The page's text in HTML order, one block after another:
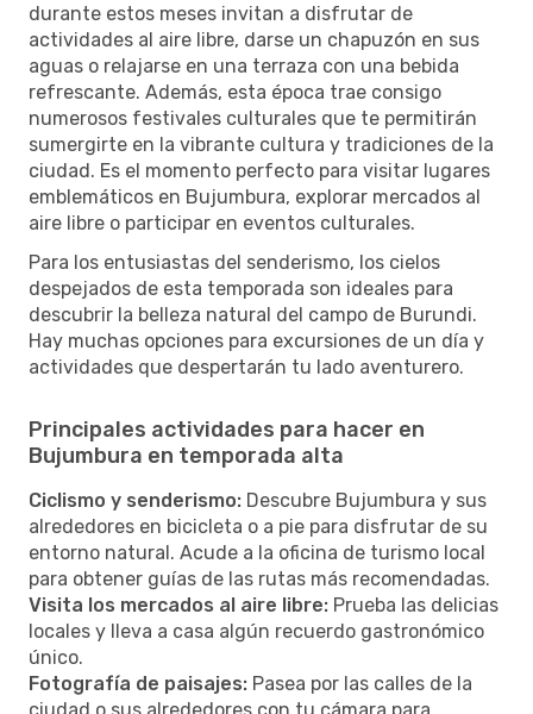
durante estos meses invitan a disfrutar de
actividades al aire libre, darse un chapuzón en sus
aguas o relajarse en una terraza con una bebida
refrescante. Además, esta época trae consigo
numerosos festivales culturales que te permitirán
sumergirte en la vibrante cultura y tradiciones de la
ciudad. Es el momento perfecto para visitar lugares
emblemáticos en Bujumbura, explorar mercados al
aire libre o participar en eventos culturales.
Para los entusiastas del senderismo, los cielos
despejados de esta temporada son ideales para
descubrir la belleza natural del campo de Burundi.
Hay muchas opciones para excursiones de un día y
actividades que despertarán tu lado aventurero.
Principales actividades para hacer en
Bujumbura en temporada alta
Ciclismo y senderismo: Descubre Bujumbura y sus
alrededores en bicicleta o a pie para disfrutar de su
entorno natural. Acude a la oficina de turismo local
para obtener guías de las rutas más recomendadas.
Visita los mercados al aire libre: Prueba las delicias
locales y lleva a casa algún recuerdo gastronómico
único.
Fotografía de paisajes: Pasea por las calles de la